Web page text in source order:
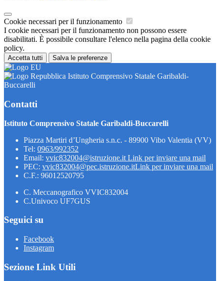
Cookie necessari per il funzionamento
I cookie necessari per il funzionamento non possono essere
disabilitati. È possibile consultare l'elenco nella pagina della cookie
policy.
Accetta tutti Salva le preferenze
Istituto Comprensivo Statale Garibaldi-
Buccarelli
Contatti
Istituto Comprensivo Statale Garibaldi-Buccarelli
Piazza Martiri d’Ungheria s.n.c. - 89900 Vibo Valentia (VV)
Tel: 0963/992352
Email: vvic832004@istruzione.it Link per inviare una mail
PEC: vvic832004@pec.istruzione.itLink per inviare una mail
C.F.: 96012520795
C. Meccanografico VVIC832004
C.Univoco UF7GUS
Seguici su
Facebook
Instagram
Sezione Link Utili